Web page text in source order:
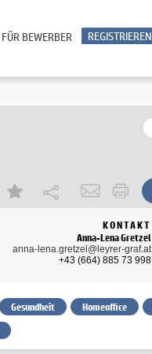
REGISTRIEREN
FÜR BEWERBER
KONTAKT
Anna-Lena Gretzel
anna-lena.gretzel@leyrer-graf.at
+43 (664) 885 73 998
Gesundheit Homeoffice